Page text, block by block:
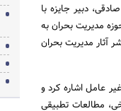
دبیر جایزه با
مدیریت بحران به
آثار مدیریت بحران
عامل اشاره کرد و
مطالعات تطبیقی